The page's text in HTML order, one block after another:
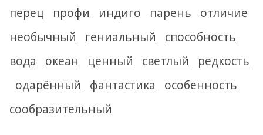
перец
профи индиго парень
отличие
необычный
гениальный
способность
вода
океан ценный светлый
редкость
одарённый
фантастика
особенность
сообразительный